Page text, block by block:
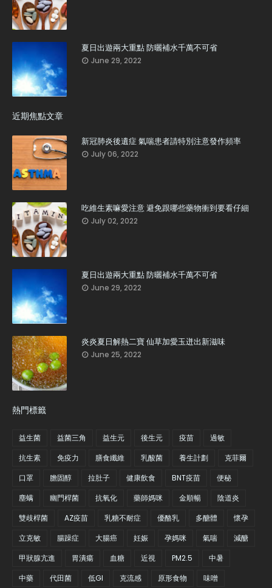
夏日出遊兩大重點 防曬補水千萬不可省
June 29, 2022
近期焦點文章
新冠肺炎後遺症 氣喘患者請特別注意發作頻率
July 06, 2022
吃維生素嘛愛注意 避免跟哪些藥物衝到要看仔細
July 02, 2022
夏日出遊兩大重點 防曬補水千萬不可省
June 29, 2022
炎炎夏日解熱二寶 仙草加愛玉迸出新滋味
June 25, 2022
熱門標籤
益生菌 益菌三角 益生元 後生元 疫苗
過敏
抗生素
免疫力 膳食纖維 乳酸菌 養生計劃
克菲爾
口罩
膽固醇 拉肚子 健康飲食 BNT疫苗
便秘
塵螨
幽門桿菌 抗氧化 藥師媽咪 金順暢
陰道炎
雙歧桿菌
AZ疫苗 乳糖不耐症 優酪乳 多醣體
懷孕
立克敏
腸躁症 大腸癌 妊娠 孕媽咪 氣喘
減醣
甲狀腺亢進
胃潰瘍 血糖 近視 PM2.5
中暑
中藥
代田菌 低GI 克流感 原形食物 味噌